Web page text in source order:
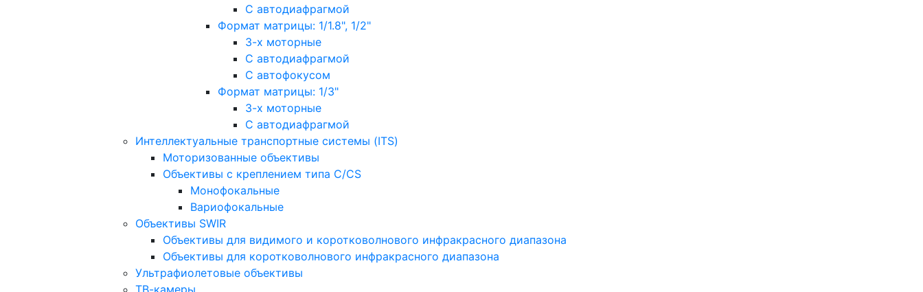
С автодиафрагмой
Формат матрицы: 1/1.8", 1/2"
3-х моторные
С автодиафрагмой
С автофокусом
Формат матрицы: 1/3"
3-х моторные
С автодиафрагмой
Интеллектуальные транспортные системы (ITS)
Моторизованные объективы
Объективы с креплением типа C/CS
Монофокальные
Вариофокальные
Объективы SWIR
Объективы для видимого и коротковолнового инфракрасного диапазона
Объективы для коротковолнового инфракрасного диапазона
Ультрафиолетовые объективы
ТВ-камеры